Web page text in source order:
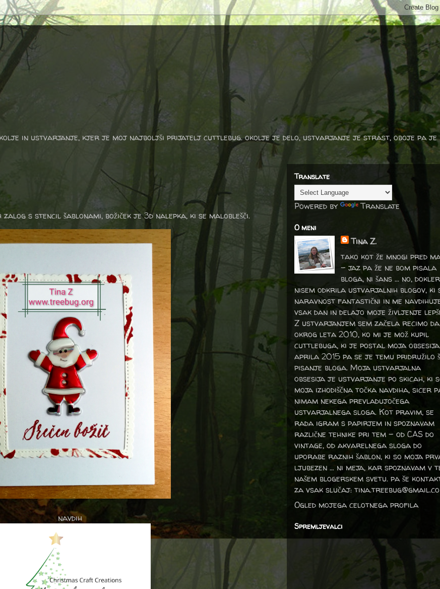
okolje in ustvarjanje, kjer je moj najboljši prijatelj cuttlebug. okolje je delo, ustvarjanje je strast, oboje pa je
s stencil šablonami, božiček je 3d nalepka, ki se maloblešči.
navdih
Translate
Powered by Translate
O meni
Tina Z.
tako kot že mnogi pred
- jaz pa že ne bom pisala
bloga, ni šans ... no, dokler
nisem odkrila ustvarjalnih blogov, ki
naravnost fantastični in me
vsak dan in delajo moje življenje
Z ustvarjanjem sem začela recimo da
okrog leta 2010, ko mi je mož kupil
cuttlebuga, ki je postal moja
aprila 2015 pa se je temu pridružilo
pisanje bloga. Moja ustvarjalna
obsesija je ustvarjanje po skicah, ki
moja izhodiščna točka navdiha, sicer
nimam nekega prevladujočega
ustvarjalnega sloga. Kot pravim, se
rada igram s papirjem in spoznavam
različne tehnike pri tem – od CAS do
vintage, od akvarelnega sloga do
uporabe raznih šablon, ki so moja
ljubezen … ni meja, kar spoznavam v
našem blogerskem svetu. pa še
za vsak slučaj:
Ogled mojega celotnega profila
Spremljevalci